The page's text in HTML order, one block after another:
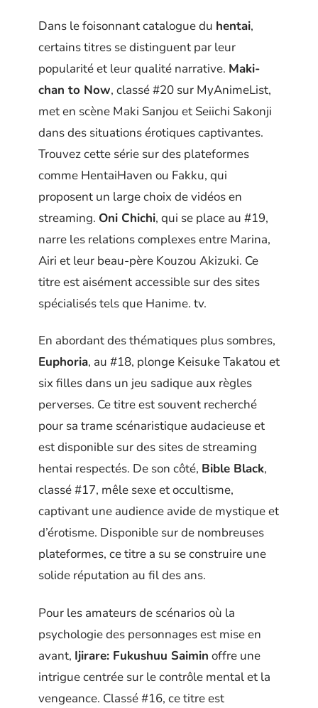
Dans le foisonnant catalogue du hentai,
certains titres se distinguent par leur
popularité et leur qualité narrative. Maki-
chan to Now, classé #20 sur MyAnimeList,
met en scène Maki Sanjou et Seiichi Sakonji
dans des situations érotiques captivantes.
Trouvez cette série sur des plateformes
comme HentaiHaven ou Fakku, qui
proposent un large choix de vidéos en
streaming. Oni Chichi, qui se place au #19,
narre les relations complexes entre Marina,
Airi et leur beau-père Kouzou Akizuki. Ce
titre est aisément accessible sur des sites
spécialisés tels que Hanime. tv.
En abordant des thématiques plus sombres,
Euphoria, au #18, plonge Keisuke Takatou et
six filles dans un jeu sadique aux règles
perverses. Ce titre est souvent recherché
pour sa trame scénaristique audacieuse et
est disponible sur des sites de streaming
hentai respectés. De son côté, Bible Black,
classé #17, mêle sexe et occultisme,
captivant une audience avide de mystique et
d’érotisme. Disponible sur de nombreuses
plateformes, ce titre a su se construire une
solide réputation au fil des ans.
Pour les amateurs de scénarios où la
psychologie des personnages est mise en
avant, Ijirare: Fukushuu Saimin offre une
intrigue centrée sur le contrôle mental et la
vengeance. Classé #16, ce titre est